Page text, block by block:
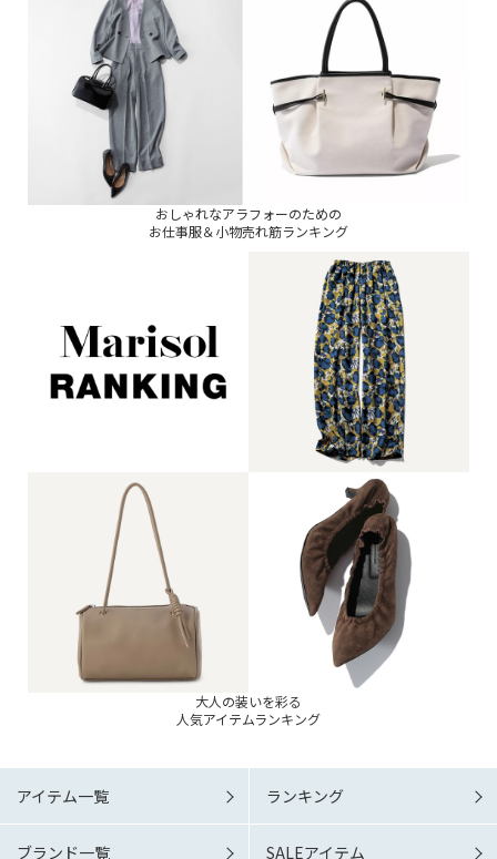
おしゃれなアラフォーのための
お仕事服＆小物売れ筋ランキング
大人の装いを彩る
人気アイテムランキング
アイテム一覧 ランキング
ブランド一覧 SALEアイテム